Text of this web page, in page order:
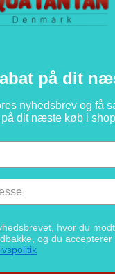
på dit
nyhedsbrev og få
på dit næste køb i
hvor du
og du